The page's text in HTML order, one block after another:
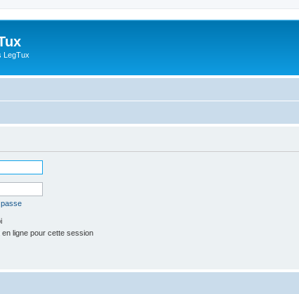
LegTux
passe
ligne pour cette session